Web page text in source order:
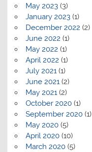
May 2023(3)
January 2023(1)
December 2022 (2)
June 2022 (1)
May 2022 (1)
April 2022 (1)
July 2021(1)
June 2021(2)
May 2021(2)
October 2020(1)
September 2020(1)
May 2020(5)
April 2020(10)
March 2020(5)